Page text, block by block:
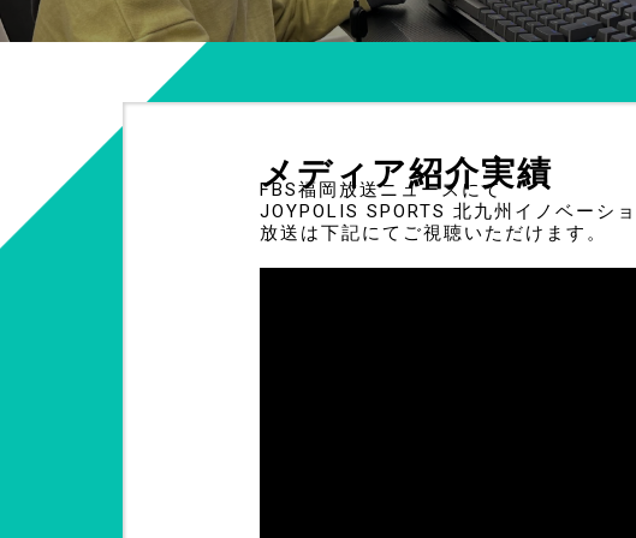
メディア紹介実績
FBS福岡放送ニュースにて
JOYPOLIS SPORTS 北九州イノベーシ
放送は下記にてご視聴いただけます。